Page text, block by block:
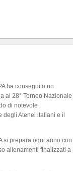
ha conseguito un
al 28° Torneo Nazionale
di notevole
degli Atenei italiani e il
si prepara ogni anno con
allenamenti finalizzati a